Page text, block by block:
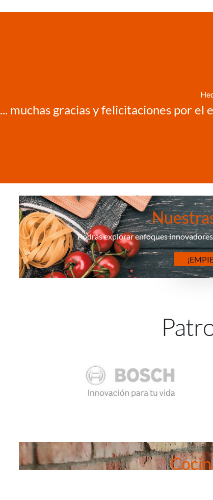
... muchas gracias y felicitaciones por
Podrás explorar enfoques